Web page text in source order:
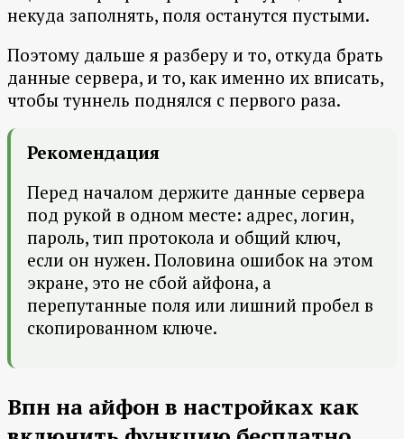
некуда заполнять, поля останутся пустыми.
Поэтому дальше я разберу и то, откуда брать
данные сервера, и то, как именно их вписать,
чтобы туннель поднялся с первого раза.
Рекомендация
Перед началом держите данные сервера
под рукой в одном месте: адрес, логин,
пароль, тип протокола и общий ключ,
если он нужен. Половина ошибок на этом
экране, это не сбой айфона, а
перепутанные поля или лишний пробел в
скопированном ключе.
Впн на айфон в настройках как